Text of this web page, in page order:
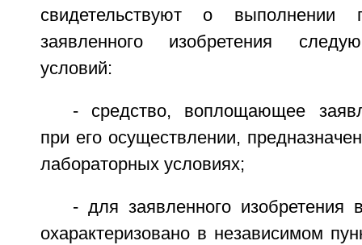
свидетельствуют о выполнении
заявленного изобретения
условий:
- средство, воплощающее
при его осуществлении,
лабораторных условиях;
- для заявленного
охарактеризовано в независимом